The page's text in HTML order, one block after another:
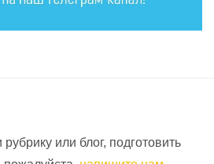
или блог, подготовить